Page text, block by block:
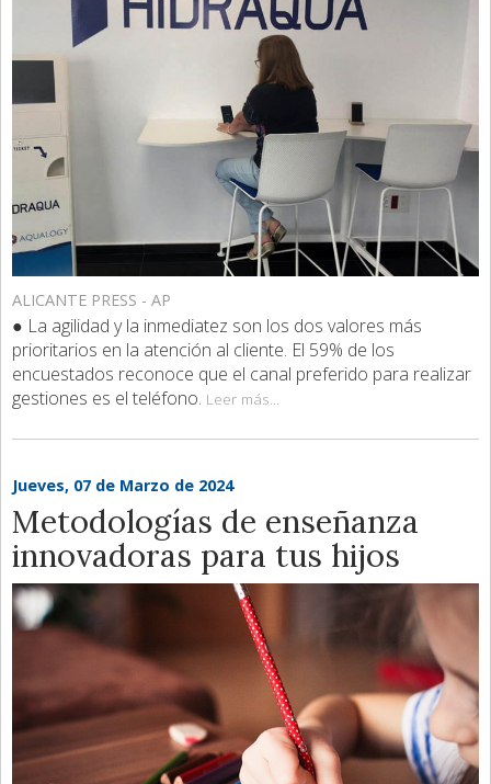
ALICANTE PRESS - AP
● La agilidad y la inmediatez son los dos valores más
prioritarios en la atención al cliente. El 59% de los
encuestados reconoce que el canal preferido para realizar
gestiones es el teléfono. Leer más...
Jueves, 07 de Marzo de 2024
Metodologías de enseñanza
innovadoras para tus hijos